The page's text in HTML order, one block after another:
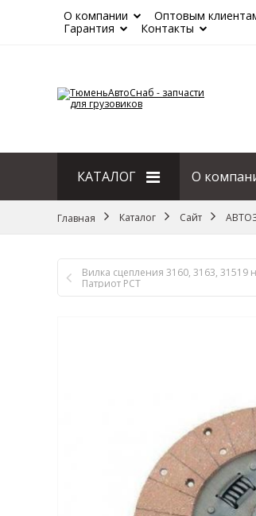
О компании Оптовым
Гарантия
Контакты
КАТАЛОГ
Сайт
О
Главная Каталог Сайт
Вилка сцепления 3160, 3163, 31519
Патриот РСТ